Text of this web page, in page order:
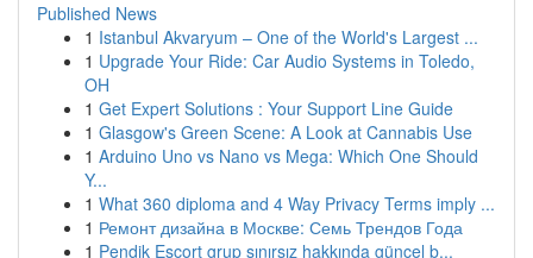
Published News
1 Istanbul Akvaryum – One of the World's Largest ...
1 Upgrade Your Ride: Car Audio Systems in Toledo,
OH
1 Get Expert Solutions : Your Support Line Guide
1 Glasgow's Green Scene: A Look at Cannabis Use
1 Arduino Uno vs Nano vs Mega: Which One Should
Y...
1 What 360 diploma and 4 Way Privacy Terms imply ...
1 Ремонт дизайна в Москве: Семь Трендов Года
1 Pendik Escort grup sınırsız hakkında güncel b...